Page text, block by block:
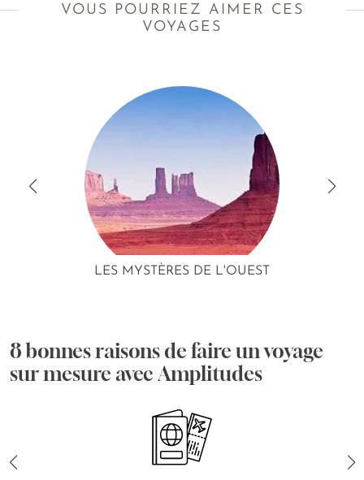
VOUS POURRIEZ AIMER CES
VOYAGES
LES MYSTÈRES DE L'OUEST
8 bonnes raisons de faire un voyage
sur mesure avec Amplitudes